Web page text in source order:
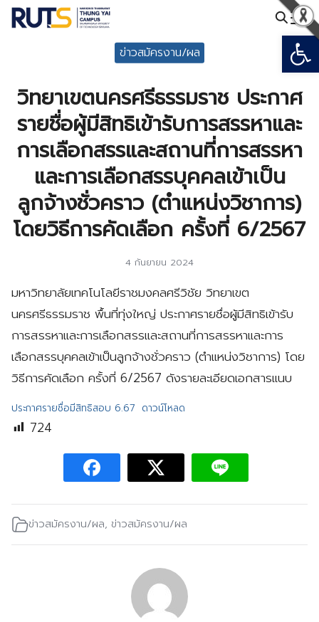
Skip
ข่าวสมัครงาน/ผล
วิทยาเขตนครศรีธรรมราช ประกาศ
รายชื่อผู้มีสิทธิเข้ารับการสรรหาและ
การเลือกสรรและสถานที่การสรรหา
และการเลือกสรรบุคคลเข้าเป็น
ลูกจ้างชั่วคราว (ตำแหน่งวิชาการ)
โดยวิธีการคัดเลือก ครั้งที่ 6/2567
4 กันยายน 2024
มหาวิทยาลัยเทคโนโลยีราชมงคลศรีวิชัย วิทยาเขต
นครศรีธรรมราช พื้นที่ทุ่งใหญ่ ประกาศรายชื่อผู้มีสิทธิเข้ารับ
การสรรหาและการเลือกสรรและสถานที่การสรรหาและการ
เลือกสรรบุคคลเข้าเป็นลูกจ้างชั่วคราว (ตำแหน่งวิชาการ) โดย
วิธีการคัดเลือก ครั้งที่ 6/2567 ดังรายละเอียดเอกสารแนบ
ประกาศรายชื่อมีสิทธิสอบ 6.67 ดาวน์โหลด
724
ข่าวสมัครงาน/ผล, ข่าวสมัครงาน/ผล